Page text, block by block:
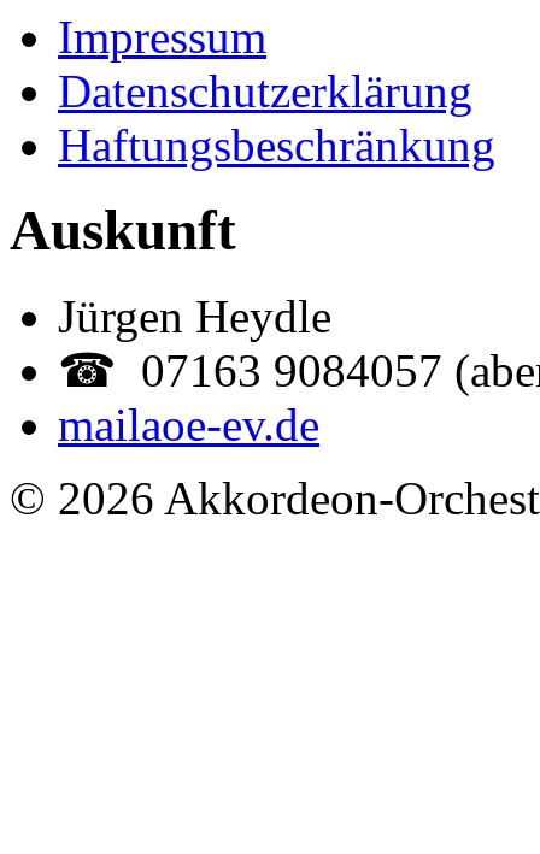
Impressum
Datenschutzerklärung
Haftungsbeschränkung
Auskunft
Jürgen Heydle
☎ 07163 9084057
mailaoe-ev.de
© 2026 Akkordeon-